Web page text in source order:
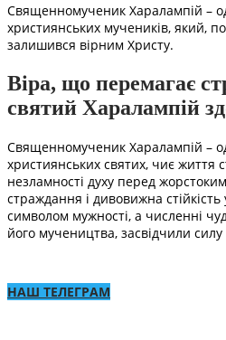
Священномученик Харалампій –
християнських мучеників, який,
залишився вірним Христу.
Віра, що перемагає
святий Харалампій
Священномученик Харалампій –
християнських святих, чиє життя
незламності духу перед
страждання і дивовижна стійкість
символом мужності, а численні
його мучеництва, засвідчили силу
НАШ ТЕЛЕГРАМ